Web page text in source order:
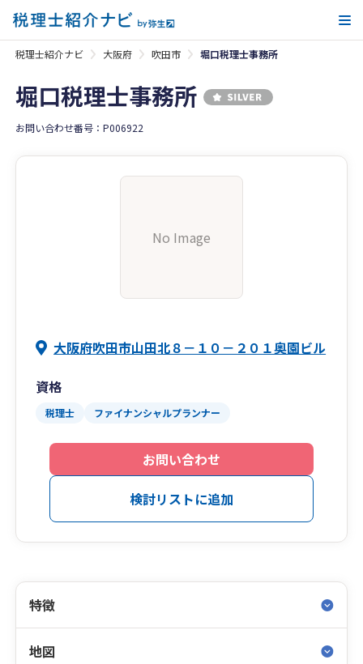
税理士紹介ナビ 大阪府 吹田市 堀口税理士事務所
堀口税理士事務所
お問い合わせ番号：P006922
No Image
大阪府吹田市山田北８－１０－２０１奥園ビル
資格
税理士 ファイナンシャルプランナー
お問い合わせ
検討リストに追加
特徴
地図